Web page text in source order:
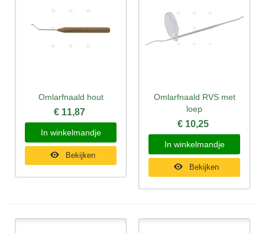
Omlarfnaald hout
€ 11,87
In winkelmandje
Bekijken
Omlarfnaald RVS met
loep
€ 10,25
In winkelmandje
Bekijken